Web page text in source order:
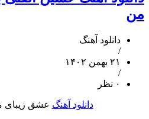
من
دانلود آهنگ
/
۲۱ بهمن ۱۴۰۲
/
۰ نظر
دانلود آهنگ عشق زیبای